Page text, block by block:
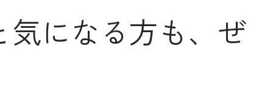
になる方も、ぜ